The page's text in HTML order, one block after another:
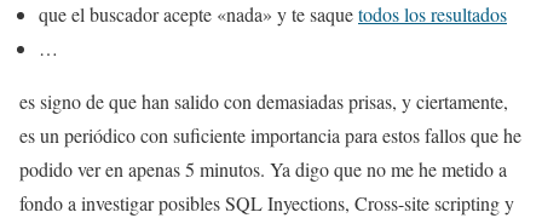
que el buscador acepte «nada» y te saquetodos los resultados
…
es signo de que han salido con demasiadas prisas, y ciertamente,
es un periódico con suficiente importancia para estos fallos que he
podido ver en apenas 5 minutos. Ya digo que no me he metido a
fondo a investigar posibles SQL Inyections, Cross-site scripting y